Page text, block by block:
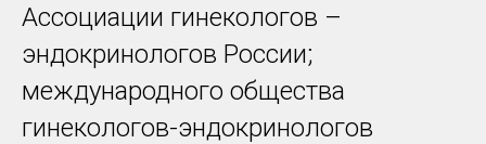
Ассоциации гинекологов –
эндокринологов России;
международного общества
гинекологов-эндокринологов